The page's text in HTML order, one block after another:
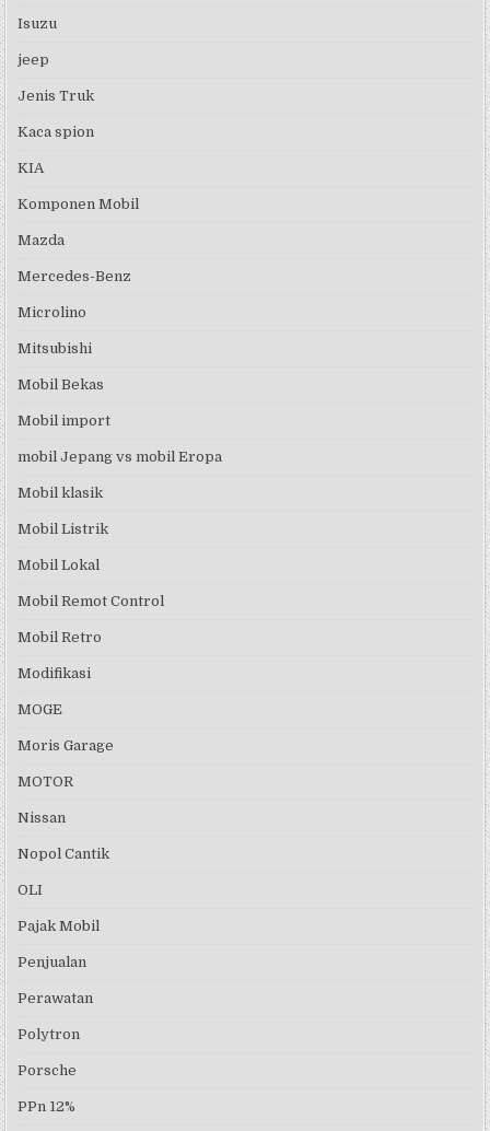
Isuzu
jeep
Jenis Truk
Kaca spion
KIA
Komponen Mobil
Mazda
Mercedes-Benz
Microlino
Mitsubishi
Mobil Bekas
Mobil import
mobil Jepang vs mobil Eropa
Mobil klasik
Mobil Listrik
Mobil Lokal
Mobil Remot Control
Mobil Retro
Modifikasi
MOGE
Moris Garage
MOTOR
Nissan
Nopol Cantik
OLI
Pajak Mobil
Penjualan
Perawatan
Polytron
Porsche
PPn 12%